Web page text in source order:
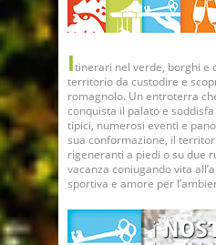
Itinerari nel verde, borghi e
territorio da custodire e
romagnolo. Un entroterra
conquista il palato e
tipici, numerosi eventi e
sua conformazione, il
rigeneranti a piedi o su due
vacanza coniugando vita
sportiva e amore per